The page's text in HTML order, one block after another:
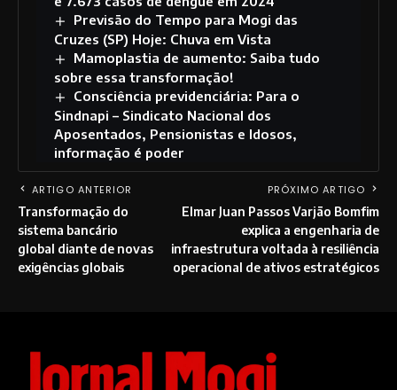
Previsão do Tempo para Mogi das
Cruzes (SP) Hoje: Chuva em Vista
Mamoplastia de aumento: Saiba tudo
sobre essa transformação!
Consciência previdenciária: Para o
Sindnapi – Sindicato Nacional dos
Aposentados, Pensionistas e Idosos,
informação é poder
ARTIGO ANTERIOR
Transformação do
sistema bancário
global diante de novas
exigências globais
PRÓXIMO ARTIGO
Elmar Juan Passos Varjão Bomfim
explica a engenharia de
infraestrutura voltada à resiliência
operacional de ativos estratégicos